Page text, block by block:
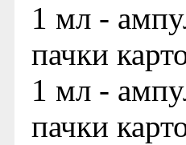
1 мл -
пачки
1 мл -
пачки